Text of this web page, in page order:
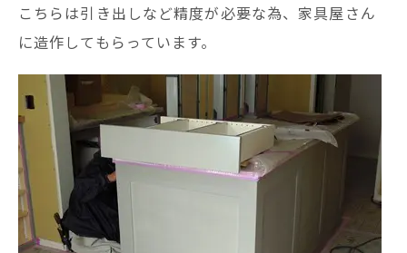
こちらは引き出しなど精度が必要な為、家具屋さん
に造作してもらっています。